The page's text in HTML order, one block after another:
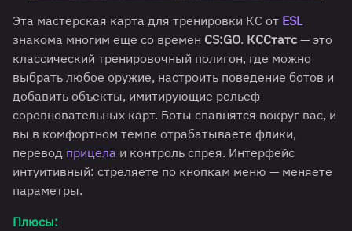
Эта мастерская карта для тренировки КС от ESL
знакома многим еще со времен CS:GO. КССтатс — это
классический тренировочный полигон, где можно
выбрать любое оружие, настроить поведение ботов и
добавить объекты, имитирующие рельеф
соревновательных карт. Боты спавнятся вокруг вас, и
вы в комфортном темпе отрабатываете флики,
перевод прицела и контроль спрея. Интерфейс
интуитивный: стреляете по кнопкам меню — меняете
параметры.
Плюсы: